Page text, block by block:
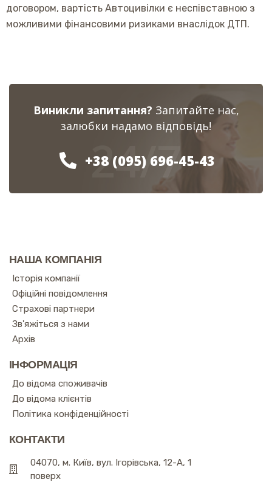
договором, вартість Автоцивілки є неспівставною з
можливими фінансовими ризиками внаслідок ДТП.
Виникли запитання? Запитайте нас,
залюбки надамо відповідь!
+38 (095) 696-45-43
24/7
НАША КОМПАНІЯ
Історія компанії
Офіційні повідомлення
Страхові партнери
Зв'яжіться з нами
Архів
ІНФОРМАЦІЯ
До відома споживачів
До відома клієнтів
Політика конфіденційності
КОНТАКТИ
04070, м. Київ, вул. Ігорівська, 12-А, 1
поверх